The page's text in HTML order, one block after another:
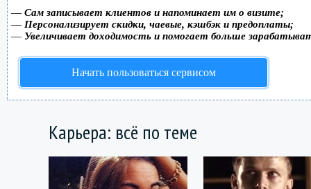
— Сам записывает клиентов и напоминает им о визите;
— Персонализирует скидки, чаевые, кэшбэк и предоплаты;
— Увеличивает доходимость и помогает больше
Начать пользоваться сервисом
Карьера: всё по теме